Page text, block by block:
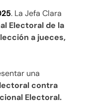
. La Jefa Clara
Electoral de la
a jueces,
una
contra
Electoral.